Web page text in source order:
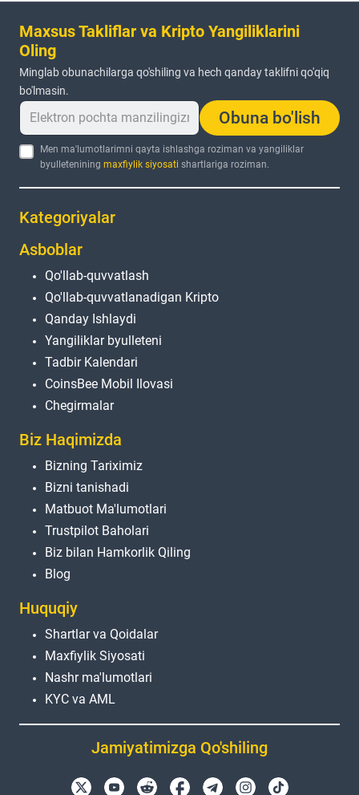
Maxsus Takliflar va Kripto Yangiliklarini
Oling
Minglab obunachilarga qo'shiling va hech qanday taklifni qo'qiq
bo'lmasin.
Obuna bo'lish
Men ma'lumotlarimni qayta ishlashga roziman va yangiliklar
byulleteniningmaxfiylik siyosati shartlariga roziman.
Kategoriyalar
Asboblar
Qo'llab-quvvatlash
Qo'llab-quvvatlanadigan Kripto
Qanday Ishlaydi
Yangiliklar byulleteni
Tadbir Kalendari
CoinsBee Mobil Ilovasi
Chegirmalar
Biz Haqimizda
Bizning Tariximiz
Bizni tanishadi
Matbuot Ma'lumotlari
Trustpilot Baholari
Biz bilan Hamkorlik Qiling
Blog
Huquqiy
Shartlar va Qoidalar
Maxfiylik Siyosati
Nashr ma'lumotlari
KYC va AML
Jamiyatimizga Qo'shiling